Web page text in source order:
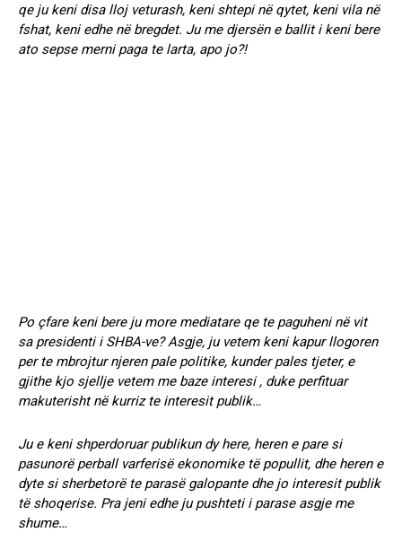
qe ju keni disa lloj veturash, keni shtepi në qytet, keni vila në
fshat, keni edhe në bregdet. Ju me djersën e ballit i keni bere
ato sepse merni paga te larta, apo jo?!
Po çfare keni bere ju more mediatare qe te paguheni në vit
sa presidenti i SHBA-ve? Asgje, ju vetem keni kapur llogoren
per te mbrojtur njeren pale politike, kunder pales tjeter, e
gjithe kjo sjellje vetem me baze interesi , duke perfituar
makuterisht në kurriz te interesit publik…
Ju e keni shperdoruar publikun dy here, heren e pare si
pasunorë perball varferisë ekonomike të popullit, dhe heren e
dyte si sherbetorë te parasë galopante dhe jo interesit publik
të shoqerise. Pra jeni edhe ju pushteti i parase asgje me
shume…